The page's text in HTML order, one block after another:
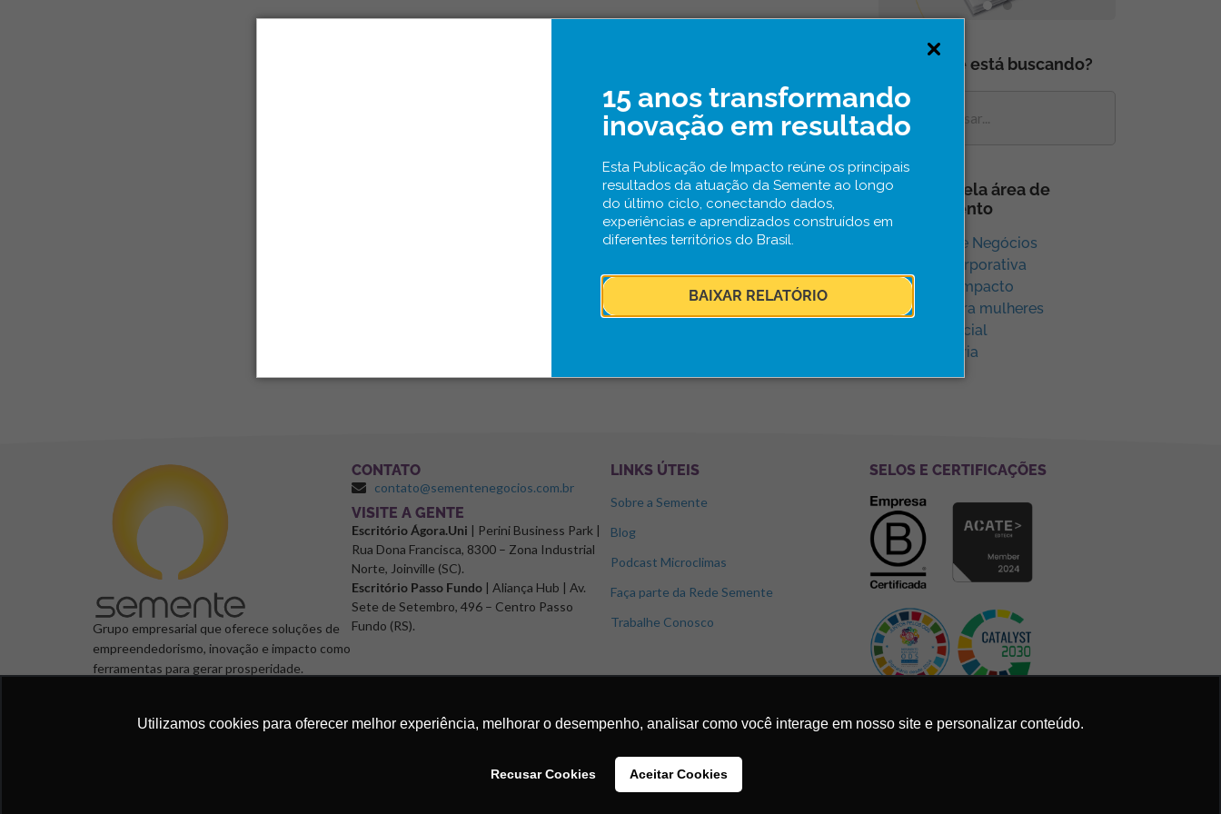
15 anos transformando
inovação em resultado
Esta Publicação de Impacto reúne os principais
resultados da atuação da Semente ao longo
do último ciclo, conectando dados,
experiências e aprendizados construídos em
diferentes territórios do Brasil.
BAIXAR RELATÓRIO
Utilizamos cookies para oferecer melhor experiência, melhorar o desempenho, analisar como você interage em nosso site e personalizar conteúdo.
Recusar Cookies Aceitar Cookies
O que você está buscando?
Navegue pela área de
conhecimento
Aceleração e Negócios
Inovação Corporativa
Inovação e Impacto
Inovação para mulheres
Inovação Social
Sem categoria
Grupo empresarial que oferece soluções de
empreendedorismo, inovação e impacto como
ferramentas para gerar prosperidade.
CONTATO
contato@sementenegocios.com.br
⁠VISITE A GENTE
Escritório Ágora.Uni | Perini Business Park |
Rua Dona Francisca, 8300 – Zona Industrial
Norte, Joinville (SC).
Escritório Passo Fundo | Aliança Hub | Av.
Sete de Setembro, 496 – Centro Passo
Fundo (RS).
LINKS ÚTEIS
Sobre a Semente
Blog
Podcast Microclimas
Faça parte da Rede Semente
Trabalhe Conosco
SELOS E CERTIFICAÇÕES